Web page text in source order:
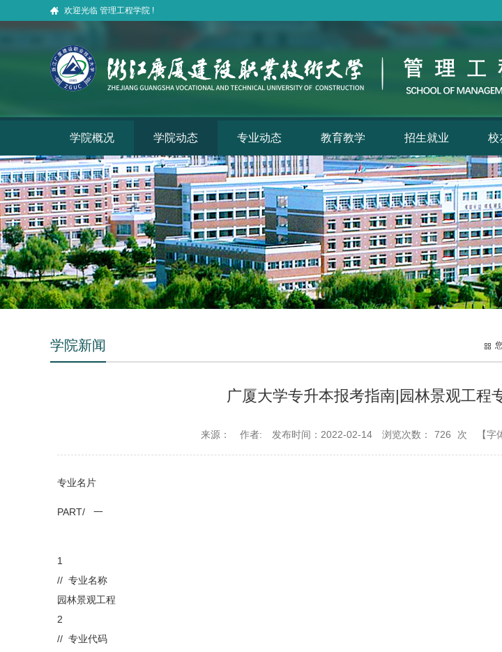
欢迎光临 管理工程学院 !
学院概况 学院动态 专业动态 教育教学 招生就业 校
学院新闻
广厦大学专升本报考指南|园林景观工程
来源： 作者: 发布时间：2022-02-14 浏览次数： 726 次 【字
专业名片
PART/ 一
1
// 专业名称
园林景观工程
2
// 专业代码